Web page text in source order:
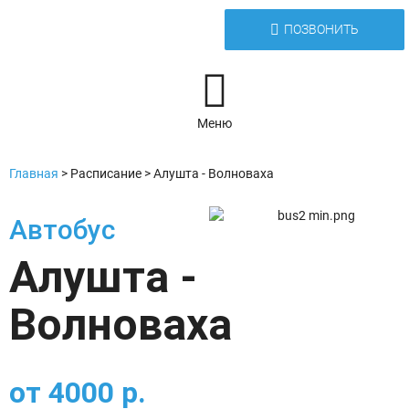
ПОЗВОНИТЬ
Меню
Главная > Расписание >Алушта - Волноваха
Автобус
Алушта -
Волноваха
от 4000 р.